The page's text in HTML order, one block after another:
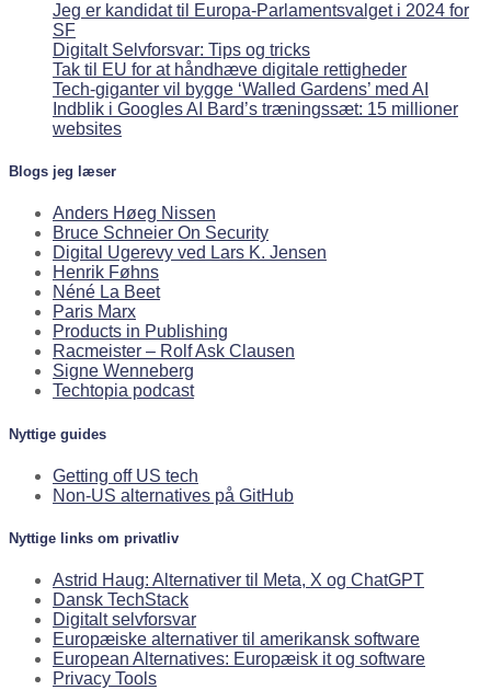
Jeg er kandidat til Europa-Parlamentsvalget i 2024 for
SF
Digitalt Selvforsvar: Tips og tricks
Tak til EU for at håndhæve digitale rettigheder
Tech-giganter vil bygge ‘Walled Gardens’ med AI
Indblik i Googles AI Bard’s træningssæt: 15 millioner
websites
Blogs jeg læser
Anders Høeg Nissen
Bruce Schneier On Security
Digital Ugerevy ved Lars K. Jensen
Henrik Føhns
Néné La Beet
Paris Marx
Products in Publishing
Racmeister – Rolf Ask Clausen
Signe Wenneberg
Techtopia podcast
Nyttige guides
Getting off US tech
Non-US alternatives på GitHub
Nyttige links om privatliv
Astrid Haug: Alternativer til Meta, X og ChatGPT
Dansk TechStack
Digitalt selvforsvar
Europæiske alternativer til amerikansk software
European Alternatives: Europæisk it og software
Privacy Tools